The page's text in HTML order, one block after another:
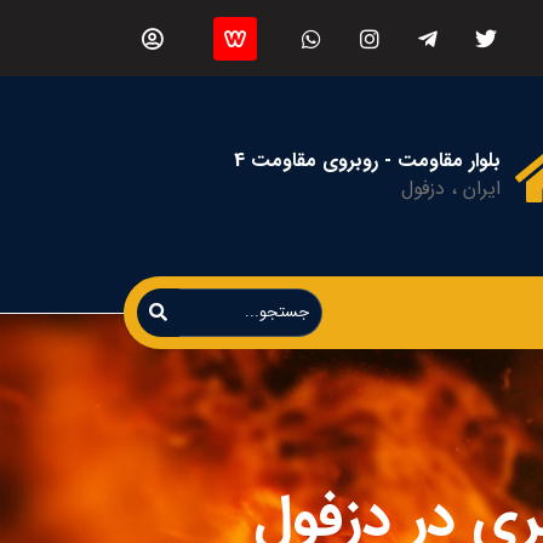
بلوار مقاومت - روبروی مقاومت 4
ایران ، دزفول